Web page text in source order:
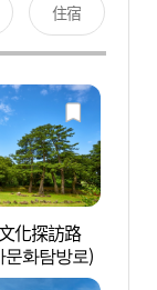
住宿
化探訪路
문화탐방로)